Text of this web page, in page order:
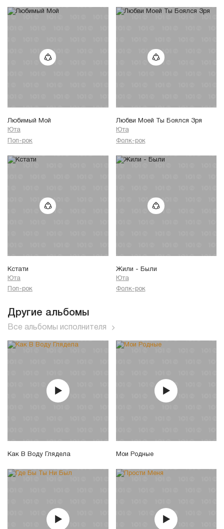
Любимый Мой
Юта
Поп-рок
Любви Моей Ты Боялся Зря
Юта
Фолк-рок
Кстати
Юта
Поп-рок
Жили - Были
Юта
Фолк-рок
Другие альбомы
Все альбомы исполнителя
Как В Воду Глядела Мои Родные